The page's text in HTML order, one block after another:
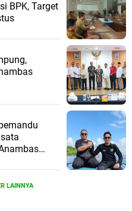
BPK, Target
LAINNYA